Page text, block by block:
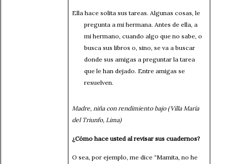
Ella hace solita sus tareas. Algunas cosas, le
pregunta a mi hermana. Antes de ella, a
mi hermano, cuando algo que no sabe, o
busca sus libros o, sino, se va a buscar
donde sus amigas a preguntar la tarea
que le han dejado. Entre amigas se
resuelven.
Madre, niña con rendimiento bajo (Villa María
del Triunfo, Lima)
¿Cómo hace usted al revisar sus cuadernos?
O sea, por ejemplo, me dice “Mamita, no he